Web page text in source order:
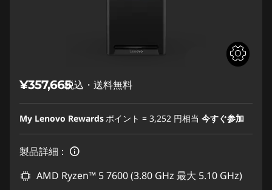
¥357,665税込・送料無料
My Lenovo Rewardsポイント = 3,252 円相当 今すぐ参加
製品詳細：
AMD Ryzen™ 5 7600 (3.80 GHz 最大 5.10 GHz)